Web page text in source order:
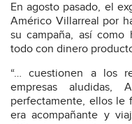
En agosto pasado, el
Américo Villarreal por
su campaña, así como
todo con dinero
“… cuestionen a los
empresas aludidas,
perfectamente, ellos le
era acompañante y